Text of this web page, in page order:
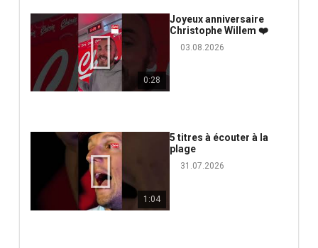
0:28
Joyeux anniversaire
Christophe Willem ❤️
03.08.2026
1:04
5 titres à écouter à la
plage
31.07.2026